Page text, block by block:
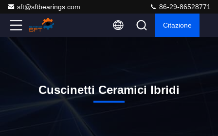
sft@sftbearings.com 86-29-86528771
Citazione
Cuscinetti Ceramici Ibridi